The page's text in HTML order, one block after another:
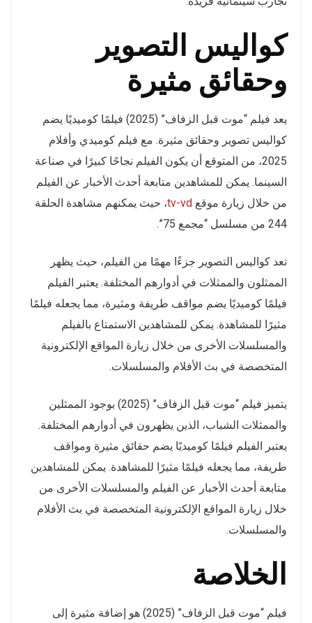
كواليس التصوير
وحقائق مثيرة
يعد فيلم “موت قبل الزفاف” (2025) فيلمًا كوميديًا يضم
كواليس تصوير وحقائق مثيرة. مع فيلم كوميدي وأفلام
2025، من المتوقع أن يكون الفيلم نجاحًا كبيرًا في صناعة
السينما. يمكن للمشاهدين متابعة أحدث الأخبار عن الفيلم
من خلال زيارة موقع tv-vd، حيث يمكنهم مشاهدة الحلقة
244 من مسلسل “مجمع 75”.
تعد كواليس التصوير جزءًا مهمًا من الفيلم، حيث يظهر
الممثلون والممثلات في أدوارهم المختلفة. يعتبر الفيلم
فيلمًا كوميديًا يضم مواقف طريفة ومثيرة، مما يجعله فيلمًا
مثيرًا للمشاهدة. يمكن للمشاهدين الاستمتاع بالفيلم
والمسلسلات الأخرى من خلال زيارة المواقع الإلكترونية
المتخصصة في بث الأفلام والمسلسلات.
يتميز فيلم “موت قبل الزفاف” (2025) بوجود الممثلين
والممثلات الشباب، الذين يظهرون في أدوارهم المختلفة.
يعتبر الفيلم فيلمًا كوميديًا يضم حقائق مثيرة ومواقف
طريفة، مما يجعله فيلمًا مثيرًا للمشاهدة. يمكن للمشاهدين
متابعة أحدث الأخبار عن الفيلم والمسلسلات الأخرى من
خلال زيارة المواقع الإلكترونية المتخصصة في بث الأفلام
والمسلسلات.
الخلاصة
فيلم “موت قبل الزفاف” (2025) هو إضافة مثيرة إلى